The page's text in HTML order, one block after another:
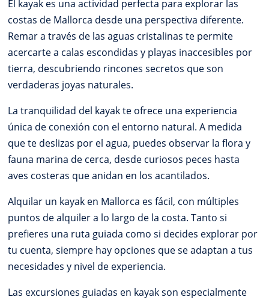
El kayak es una actividad perfecta para explorar las
costas de Mallorca desde una perspectiva diferente.
Remar a través de las aguas cristalinas te permite
acercarte a calas escondidas y playas inaccesibles por
tierra, descubriendo rincones secretos que son
verdaderas joyas naturales.
La tranquilidad del kayak te ofrece una experiencia
única de conexión con el entorno natural. A medida
que te deslizas por el agua, puedes observar la flora y
fauna marina de cerca, desde curiosos peces hasta
aves costeras que anidan en los acantilados.
Alquilar un kayak en Mallorca es fácil, con múltiples
puntos de alquiler a lo largo de la costa. Tanto si
prefieres una ruta guiada como si decides explorar por
tu cuenta, siempre hay opciones que se adaptan a tus
necesidades y nivel de experiencia.
Las excursiones guiadas en kayak son especialmente